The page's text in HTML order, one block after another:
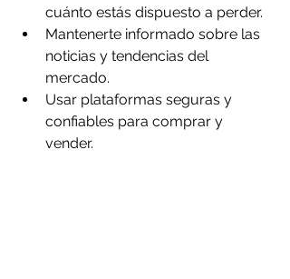
cuánto estás dispuesto a perder.
Mantenerte informado sobre las
noticias y tendencias del
mercado.
Usar plataformas seguras y
confiables para comprar y
vender.